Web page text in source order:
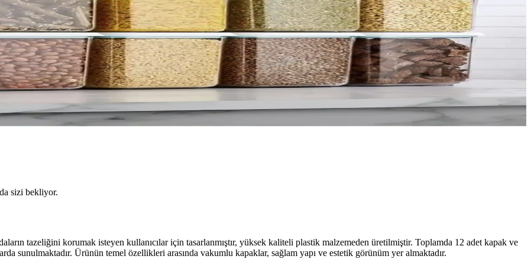
sizi bekliyor.
tazeliğini korumak isteyen kullanıcılar için tasarlanmıştır, yüksek kaliteli plastik malzemeden üretilmiştir. Toplamda 12 adet kapak ve
sunulmaktadır. Ürünün temel özellikleri arasında vakumlu kapaklar, sağlam yapı ve estetik görünüm yer almaktadır.